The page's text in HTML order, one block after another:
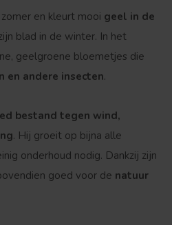
en kleurt mooi geel in de
blad in de winter. In het
geelgroene bloemetjes die
en andere insecten.
bestand tegen wind,
. Hij groeit op bijna alle
onderhoud nodig. Dankzij zijn
goed voor de natuur